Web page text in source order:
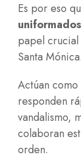
Es por eso
papel crucial
Santa Mónica.
Actúan
responden
vandalismo,
colaboran
orden.